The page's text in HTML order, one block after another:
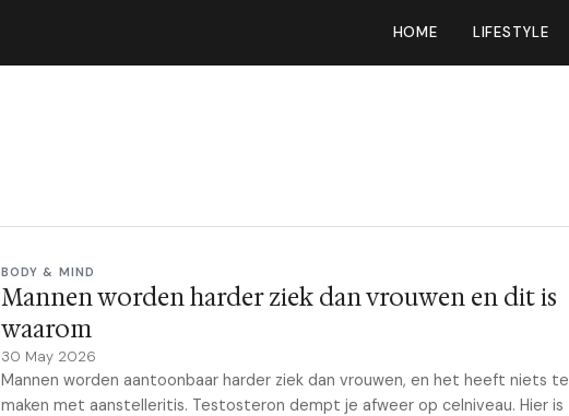
HOME LIFESTYLE
BODY & MIND
Mannen worden harder ziek dan vrouwen en dit is
waarom
30 May 2026
Mannen worden aantoonbaar harder ziek dan vrouwen, en het heeft niets te
maken met aanstelleritis. Testosteron dempt je afweer op celniveau. Hier is